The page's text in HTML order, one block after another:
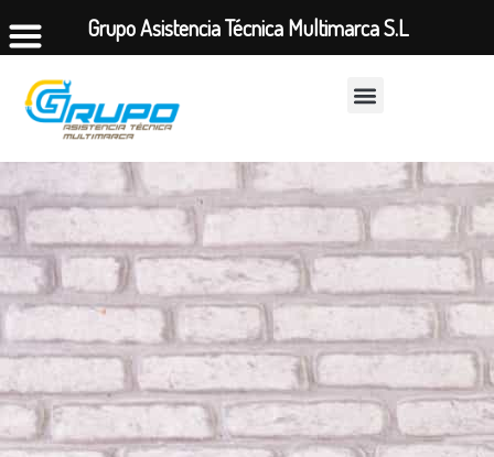
Grupo Asistencia Técnica Multimarca S.L